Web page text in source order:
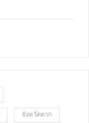
จังหวัดตาก